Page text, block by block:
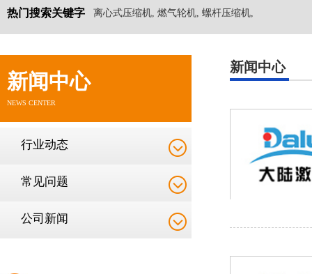
热门搜索关键字 离心式压缩机, 燃气轮机, 螺杆压缩机,
新闻中心
NEWS CENTER
行业动态
常见问题
公司新闻
新闻中心